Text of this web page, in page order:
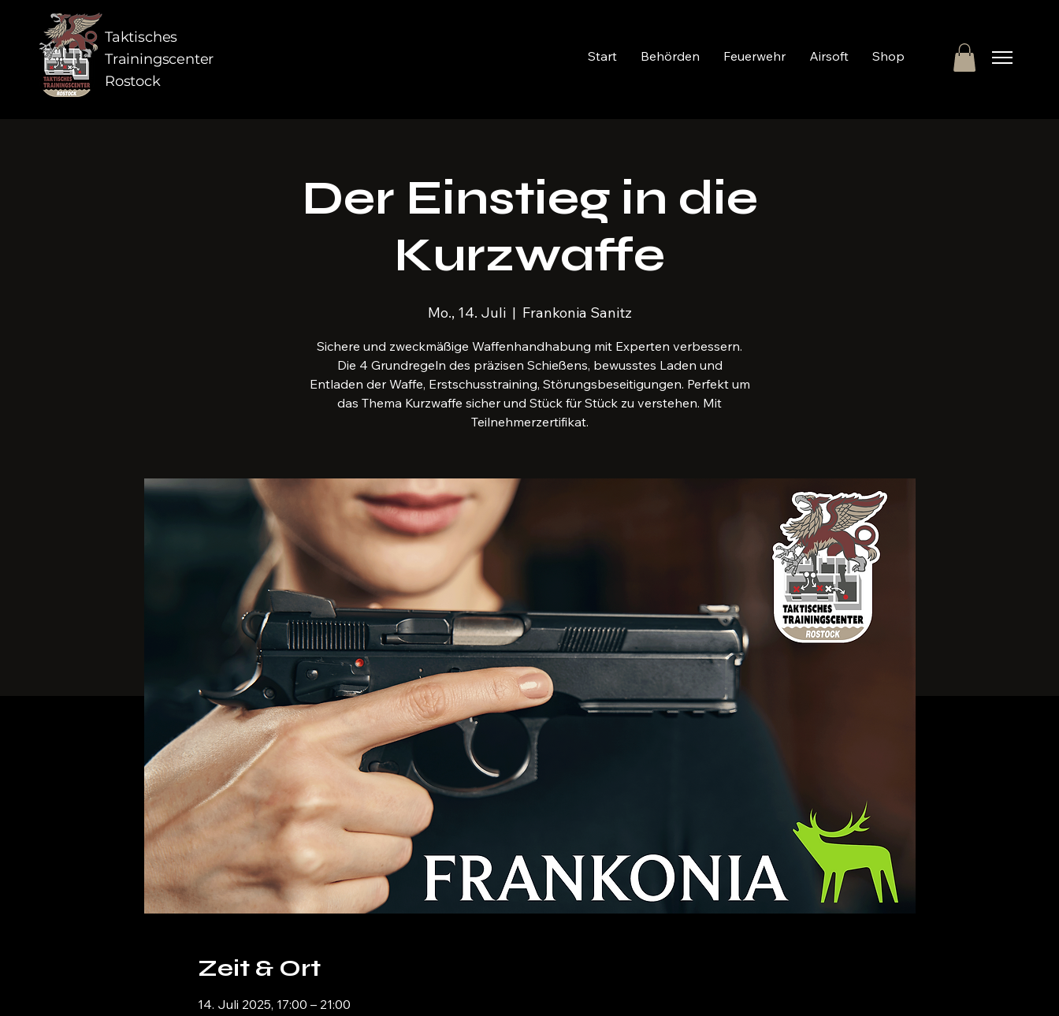
Taktisches
Trainingscenter
Rostock
Start Behörden Feuerwehr Airsoft Shop
Der Einstieg in die
Kurzwaffe
Mo., 14. Juli
  |
Frankonia Sanitz
Sichere und zweckmäßige Waffenhandhabung mit Experten verbessern.
Die 4 Grundregeln des präzisen Schießens, bewusstes Laden und
Entladen der Waffe, Erstschusstraining, Störungsbeseitigungen. Perfekt um
das Thema Kurzwaffe sicher und Stück für Stück zu verstehen. Mit
Teilnehmerzertifikat.
Zeit & Ort
14. Juli 2025, 17:00 – 21:00